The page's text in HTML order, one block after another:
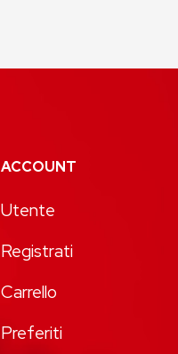
ACCOUNT
Utente
Registrati
Carrello
Preferiti